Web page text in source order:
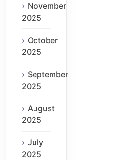
November
2025
October
2025
September
2025
August
2025
July
2025